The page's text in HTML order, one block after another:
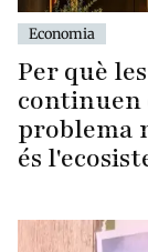
Economia
Per què
problema
és